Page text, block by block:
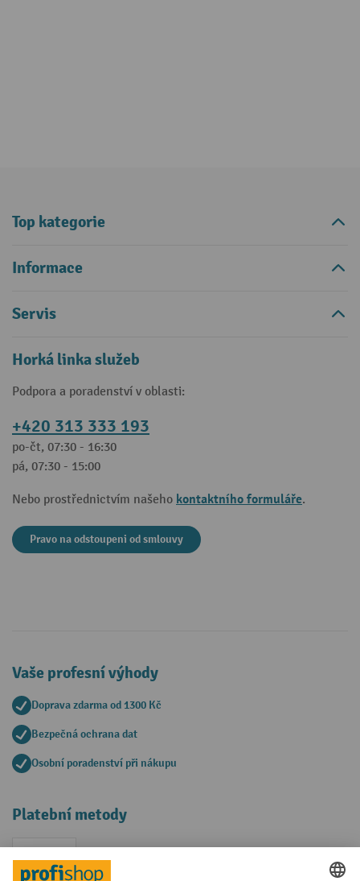
Top kategorie
Informace
Servis
Horká linka služeb
Podpora a poradenství v oblasti:
+420 313 333 193
po-čt, 07:30 - 16:30
pá, 07:30 - 15:00
Nebo prostřednictvím našeho kontaktního formuláře.
Pravo na odstoupeni od smlouvy
Vaše profesní výhody
Doprava zdarma od 1300 Kč
Bezpečná ochrana dat
Osobní poradenství při nákupu
Platební metody
Faktura